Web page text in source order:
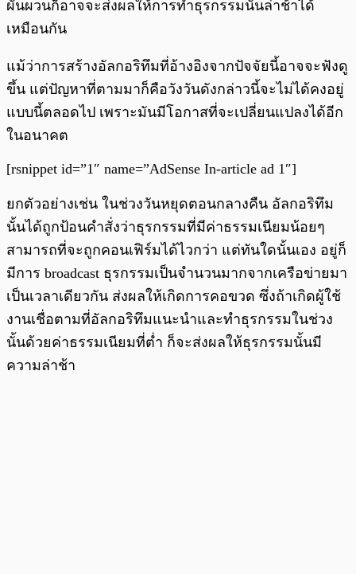
ผันผวนก็อาจจะส่งผลให้การทำธุรกรรมนั้นล่าช้าได้
เหมือนกัน
แม้ว่าการสร้างอัลกอริทึมที่อ้างอิงจากปัจจัยนี้อาจจะฟังดู
ขึ้น แต่ปัญหาที่ตามมาก็คือวังวันดังกล่าวนี้จะไม่ได้คงอยู่
แบบนี้ตลอดไป เพราะมันมีโอกาสที่จะเปลี่ยนแปลงได้อีก
ในอนาคต
[rsnippet id=”1″ name=”AdSense In-article ad 1″]
ยกตัวอย่างเช่น ในช่วงวันหยุดตอนกลางคืน อัลกอริทึม
นั้นได้ถูกป้อนคำสั่งว่าธุรกรรมที่มีค่าธรรมเนียมน้อยๆ
สามารถที่จะถูกคอนเฟิร์มได้ไวกว่า แต่ทันใดนั้นเอง อยู่ก็
มีการ broadcast ธุรกรรมเป็นจำนวนมากจากเครือข่ายมา
เป็นเวลาเดียวกัน ส่งผลให้เกิดการคอขวด ซึ่งถ้าเกิดผู้ใช้
งานเชื่อตามที่อัลกอริทึมแนะนำและทำธุรกรรมในช่วง
นั้นด้วยค่าธรรมเนียมที่ต่ำ ก็จะส่งผลให้ธุรกรรมนั้นมี
ความล่าช้า